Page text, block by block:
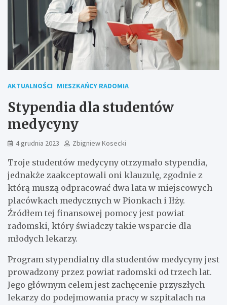
AKTUALNOŚCI MIESZKAŃCY RADOMIA
Stypendia dla studentów
medycyny
4 grudnia 2023 Zbigniew Kosecki
Troje studentów medycyny otrzymało stypendia,
jednakże zaakceptowali oni klauzulę, zgodnie z
którą muszą odpracować dwa lata w miejscowych
placówkach medycznych w Pionkach i Iłży.
Źródłem tej finansowej pomocy jest powiat
radomski, który świadczy takie wsparcie dla
młodych lekarzy.
Program stypendialny dla studentów medycyny jest
prowadzony przez powiat radomski od trzech lat.
Jego głównym celem jest zachęcenie przyszłych
lekarzy do podejmowania pracy w szpitalach na